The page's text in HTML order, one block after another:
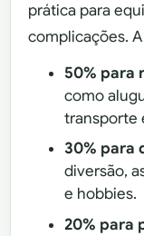
prática para
complicações.
50% para
como
transporte
30% para
diversão,
e hobbies.
20% para